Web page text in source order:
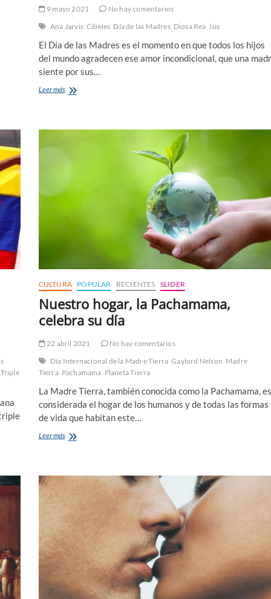
9 mayo 2021
No hay comentarios
Ana Jarvis Cibeles Día de las Madres Diosa Rea Isis
El Día de las Madres es el momento en que todos los hijos
del mundo agradecen ese amor incondicional, que una
siente por sus…
Leer másDe
al
de
Triple
CULTURA POPULAR RECIENTES SLIDER
Nuestro hogar, la Pachamama,
celebra su día
22 abril 2021
No hay comentarios
Día Internacional de la Madre Tierra Gaylord Nelson Madre
Tierra Pachamama Planeta Tierra
La Madre Tierra, también conocida como la Pachamama, es
considerada el hogar de los humanos y de todas las formas
de vida que habitan este…
Leer másNuestro
celebra